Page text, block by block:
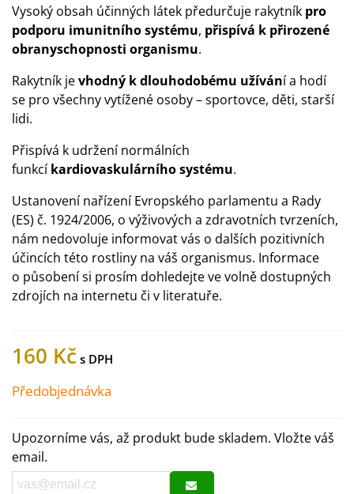
Vysoký obsah účinných látek předurčuje rakytník pro
podporu imunitního systému, přispívá k přirozené
obranyschopnosti organismu.
Rakytník jevhodný k dlouhodobému užívání a hodí
se pro všechny vytížené osoby – sportovce, děti, starší
lidi.
Přispívá k udržení normálních
funkcíkardiovaskulárního systému.
Ustanovení nařízení Evropského parlamentu a Rady
(ES) č. 1924/2006, o výživových a zdravotních tvrzeních,
nám nedovoluje informovat vás o dalších pozitivních
účincích této rostliny na váš organismus. Informace
o působení si prosím dohledejte ve volně dostupných
zdrojích na internetu či v literatuře.
160 Kč
Předobjednávka
Upozorníme vás, až produkt bude skladem. Vložte váš
email.